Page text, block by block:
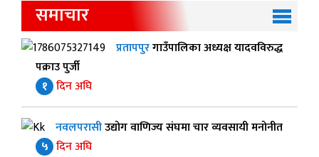
समाचार
प्रतापपुरगाउँपालिका अध्यक्ष यादवविरुद्ध
पक्राउ पुर्जी
१ दिन अघि
नवलपरासीउद्योग वाणिज्य संघमा चार व्यवसायी मनोनीत
५ दिन अघि